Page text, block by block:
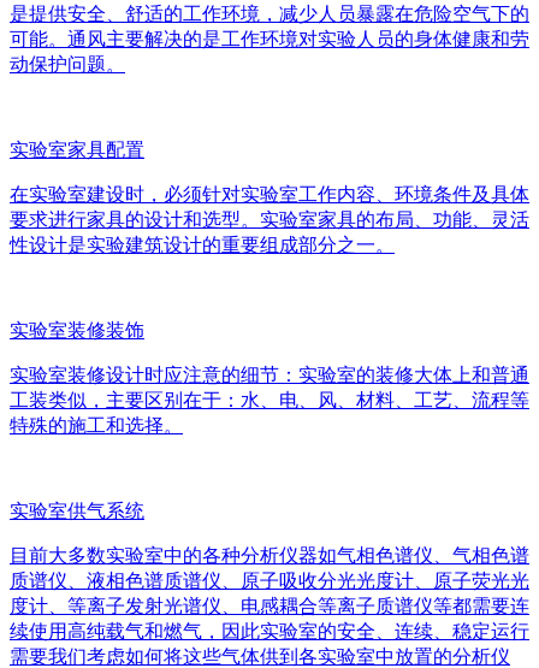
是提供安全、舒适的工作环境，减少人员暴露在危险空气下的
可能。通风主要解决的是工作环境对实验人员的身体健康和劳
动保护问题。
实验室家具配置
在实验室建设时，必须针对实验室工作内容、环境条件及具体
要求进行家具的设计和选型。实验室家具的布局、功能、灵活
性设计是实验建筑设计的重要组成部分之一。
实验室装修装饰
实验室装修设计时应注意的细节：实验室的装修大体上和普通
工装类似，主要区别在于：水、电、风、材料、工艺、流程等
特殊的施工和选择。
实验室供气系统
目前大多数实验室中的各种分析仪器如气相色谱仪、气相色谱
质谱仪、液相色谱质谱仪、原子吸收分光光度计、原子荧光光
度计、等离子发射光谱仪、电感耦合等离子质谱仪等都需要连
续使用高纯载气和燃气，因此实验室的安全、连续、稳定运行
需要我们考虑如何将这些气体供到各实验室中放置的分析仪